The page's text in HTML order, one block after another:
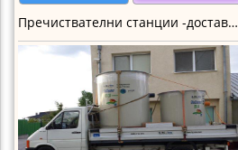
Пречиствателни станции -доставка и монтаж